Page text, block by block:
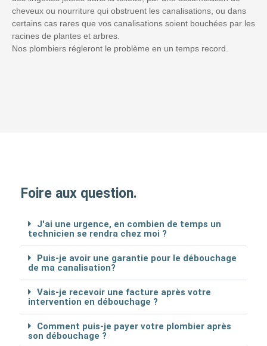
cheveux ou nourriture qui obstruent les canalisations, ou dans
certains cas rares que vos canalisations soient bouchées par les
racines de plantes et arbres.
Nos plombiers régleront le problème en un temps record.
Foire aux question.
J'ai une urgence, en combien de temps un
technicien se rendra chez moi ?
Puis-je avoir une garantie pour le débouchage
de ma canalisation?
Vais-je recevoir une facture après votre
intervention en débouchage ?
Comment puis-je payer votre plombier après
son débouchage ?